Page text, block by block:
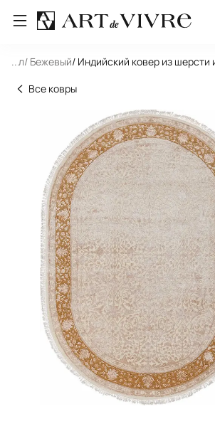
... / Бежевый/ Индийский ковер из шерсти
Все ковры